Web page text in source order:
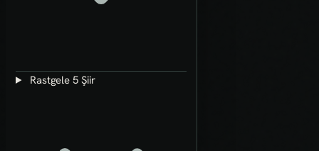
Rastgele 5 Şiir